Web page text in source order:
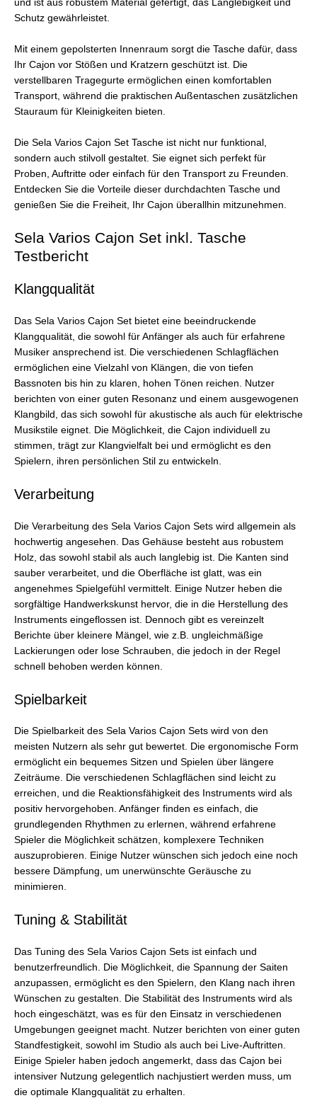
und ist aus robustem Material gefertigt, das Langlebigkeit und
Schutz gewährleistet.
Mit einem gepolsterten Innenraum sorgt die Tasche dafür, dass
Ihr Cajon vor Stößen und Kratzern geschützt ist. Die
verstellbaren Tragegurte ermöglichen einen komfortablen
Transport, während die praktischen Außentaschen zusätzlichen
Stauraum für Kleinigkeiten bieten.
Die Sela Varios Cajon Set Tasche ist nicht nur funktional,
sondern auch stilvoll gestaltet. Sie eignet sich perfekt für
Proben, Auftritte oder einfach für den Transport zu Freunden.
Entdecken Sie die Vorteile dieser durchdachten Tasche und
genießen Sie die Freiheit, Ihr Cajon überallhin mitzunehmen.
Sela Varios Cajon Set inkl. Tasche
Testbericht
Klangqualität
Das Sela Varios Cajon Set bietet eine beeindruckende
Klangqualität, die sowohl für Anfänger als auch für erfahrene
Musiker ansprechend ist. Die verschiedenen Schlagflächen
ermöglichen eine Vielzahl von Klängen, die von tiefen
Bassnoten bis hin zu klaren, hohen Tönen reichen. Nutzer
berichten von einer guten Resonanz und einem ausgewogenen
Klangbild, das sich sowohl für akustische als auch für elektrische
Musikstile eignet. Die Möglichkeit, die Cajon individuell zu
stimmen, trägt zur Klangvielfalt bei und ermöglicht es den
Spielern, ihren persönlichen Stil zu entwickeln.
Verarbeitung
Die Verarbeitung des Sela Varios Cajon Sets wird allgemein als
hochwertig angesehen. Das Gehäuse besteht aus robustem
Holz, das sowohl stabil als auch langlebig ist. Die Kanten sind
sauber verarbeitet, und die Oberfläche ist glatt, was ein
angenehmes Spielgefühl vermittelt. Einige Nutzer heben die
sorgfältige Handwerkskunst hervor, die in die Herstellung des
Instruments eingeflossen ist. Dennoch gibt es vereinzelt
Berichte über kleinere Mängel, wie z.B. ungleichmäßige
Lackierungen oder lose Schrauben, die jedoch in der Regel
schnell behoben werden können.
Spielbarkeit
Die Spielbarkeit des Sela Varios Cajon Sets wird von den
meisten Nutzern als sehr gut bewertet. Die ergonomische Form
ermöglicht ein bequemes Sitzen und Spielen über längere
Zeiträume. Die verschiedenen Schlagflächen sind leicht zu
erreichen, und die Reaktionsfähigkeit des Instruments wird als
positiv hervorgehoben. Anfänger finden es einfach, die
grundlegenden Rhythmen zu erlernen, während erfahrene
Spieler die Möglichkeit schätzen, komplexere Techniken
auszuprobieren. Einige Nutzer wünschen sich jedoch eine noch
bessere Dämpfung, um unerwünschte Geräusche zu
minimieren.
Tuning & Stabilität
Das Tuning des Sela Varios Cajon Sets ist einfach und
benutzerfreundlich. Die Möglichkeit, die Spannung der Saiten
anzupassen, ermöglicht es den Spielern, den Klang nach ihren
Wünschen zu gestalten. Die Stabilität des Instruments wird als
hoch eingeschätzt, was es für den Einsatz in verschiedenen
Umgebungen geeignet macht. Nutzer berichten von einer guten
Standfestigkeit, sowohl im Studio als auch bei Live-Auftritten.
Einige Spieler haben jedoch angemerkt, dass das Cajon bei
intensiver Nutzung gelegentlich nachjustiert werden muss, um
die optimale Klangqualität zu erhalten.